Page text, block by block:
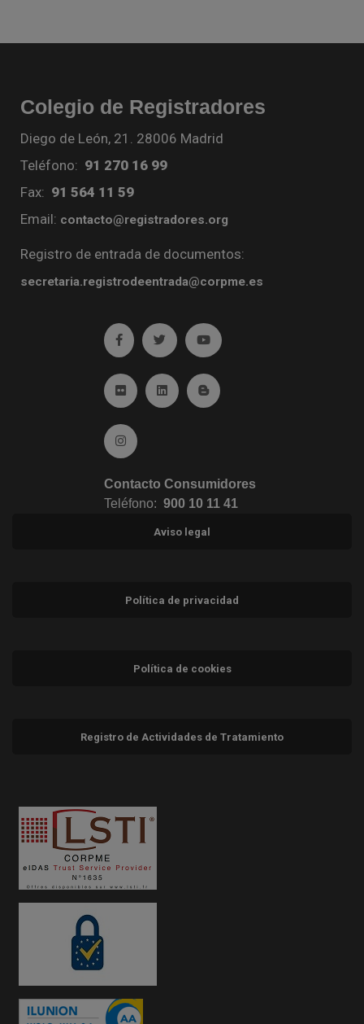
Colegio de Registradores
Diego de León, 21. 28006 Madrid
Teléfono: 91 270 16 99
Fax: 91 564 11 59
Email: contacto@registradores.org
Registro de entrada de documentos:
secretaria.registrodeentrada@corpme.es
Ir a facebook (abre en ventana nueva)
Ir a twitter (abre en ventana nueva)
Ir a YouTube (abre en
Ir a Flickr (abre en ventana nueva)
Ir a Linkedin (abre en ventana nueva)
Ir al Blog (abre en ventana
Ir a Instagram (abre en ventana nueva)
Contacto Consumidores
Teléfono: 900 10 11 41
Aviso legal
Política de privacidad
Política de cookies
Registro de Actividades de Tratamiento